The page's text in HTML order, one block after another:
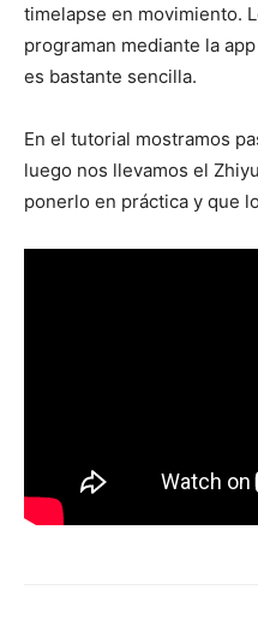
timelapse en movimiento.
programan mediante la
es bastante sencilla.
En el tutorial mostramos
luego nos llevamos el
ponerlo en práctica y que